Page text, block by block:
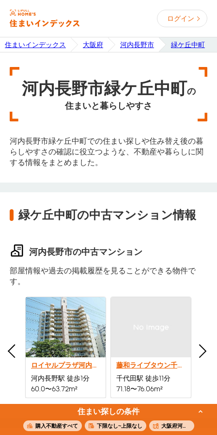
ログイン
住まいインデックス 大阪府 河内長野市 緑ケ丘中町
河内長野市緑ケ丘中町の
住まいと暮らしやすさ
河内長野市緑ケ丘中町での住まい探しや住み替え後の暮
らしやすさの確認に役立つような、不動産や暮らしに関
する情報をまとめました。
緑ケ丘中町の中古マンション情報
河内長野市の中古マンション
部屋情報や過去の掲載履歴を見ることができる物件で
す。
ロイヤルプラザ河内長野
河内長野駅 徒歩1分
60.0〜63.72m²
藤和ライブタウン千代田
千代田駅 徒歩11分
71.18〜76.06m²
住まい探しの条件
購入不動産すべて 下限なし~上限なし 大阪府河内長野市緑ケ丘中町